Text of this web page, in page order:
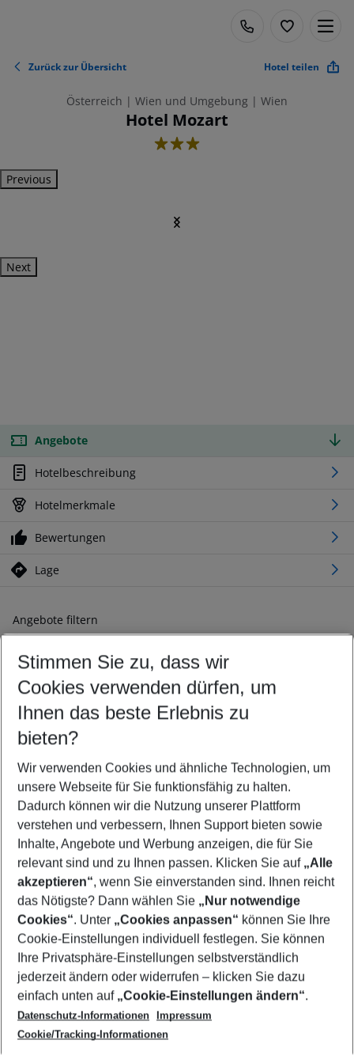
Zurück zur Übersicht Hotel teilen
Österreich | Wien und Umgebung | Wien
Hotel Mozart
3
Previous
Next
Angebote
Hotelbeschreibung
Hotelmerkmale
Bewertungen
Lage
Angebote filtern
Ändern Sie Ihre Kriterien nach Ihren Wünschen
Abflughafen wählen
Beliebiger Abflughafen
Reisezeitraum wählen
09.08.26– 07.08.27 5-8 Nächte
2 Erwachsene Keine Kinder
Mehr Filter anzeigen
Footer
Footer navigation
Über uns
AGB
Cookie-Einstellungen ändern
Cookie-Richtlinie
Datenschutz
Service & Hilfe
Barrierefreies Reisen
Check-in
Folgen Sie uns
Stimmen Sie zu, dass wir
Cookies verwenden dürfen, um
Ihnen das beste Erlebnis zu
bieten?
Wir verwenden Cookies und ähnliche Technologien, um
unsere Webseite für Sie funktionsfähig zu halten.
Dadurch können wir die Nutzung unserer Plattform
verstehen und verbessern, Ihnen Support bieten sowie
Inhalte, Angebote und Werbung anzeigen, die für Sie
relevant sind und zu Ihnen passen. Klicken Sie auf „Alle
akzeptieren“, wenn Sie einverstanden sind. Ihnen reicht
das Nötigste? Dann wählen Sie „Nur notwendige
Cookies“. Unter „Cookies anpassen“ können Sie Ihre
Cookie-Einstellungen individuell festlegen. Sie können
Ihre Privatsphäre-Einstellungen selbstverständlich
jederzeit ändern oder widerrufen – klicken Sie dazu
einfach unten auf „Cookie-Einstellungen ändern“.
Datenschutz-Informationen
Impressum
Cookie/Tracking-Informationen